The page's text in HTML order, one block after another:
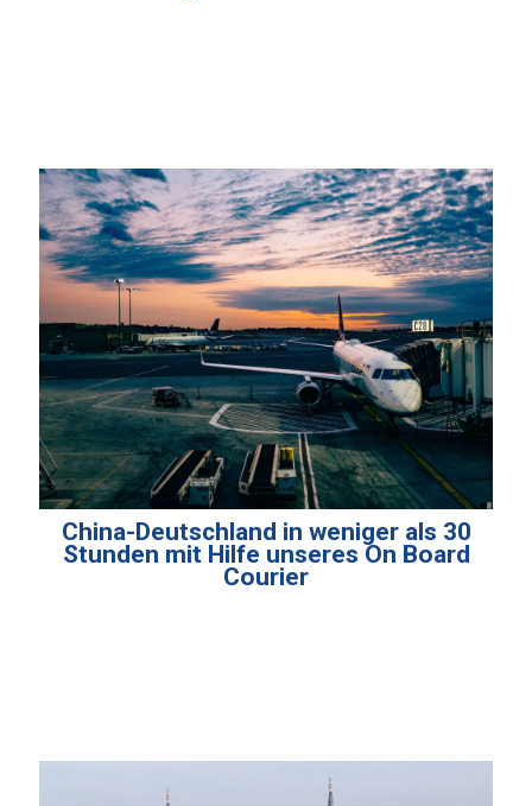
China-Deutschland in weniger als 30
Stunden mit Hilfe unseres On Board
Courier